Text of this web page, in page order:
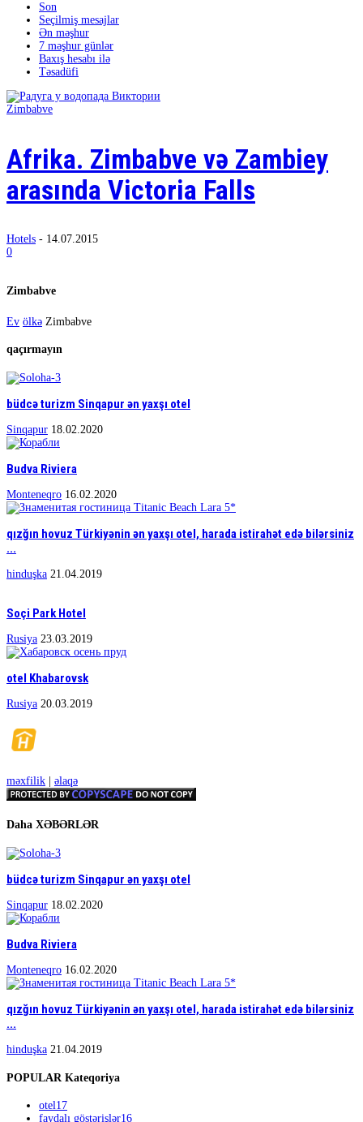
Son
Seçilmiş mesajlar
Ən məşhur
7 məşhur günlər
Baxış hesabı ilə
Təsadüfi
Zimbabve
Afrika. Zimbabve və Zambiey
arasında Victoria Falls
Hotels - 14.07.2015
0
Zimbabve
Ev ölkə Zimbabve
qaçırmayın
büdcə turizm Sinqapur ən yaxşı otel
Sinqapur 18.02.2020
Budva Riviera
Monteneqro 16.02.2020
qızğın hovuz Türkiyənin ən yaxşı otel, harada istirahət edə bilərsiniz
...
hinduşka 21.04.2019
Soçi Park Hotel
Rusiya 23.03.2019
otel Khabarovsk
Rusiya 20.03.2019
məxfilik | əlaqə
Daha XƏBƏRLƏR
büdcə turizm Sinqapur ən yaxşı otel
Sinqapur 18.02.2020
Budva Riviera
Monteneqro 16.02.2020
qızğın hovuz Türkiyənin ən yaxşı otel, harada istirahət edə bilərsiniz
...
hinduşka 21.04.2019
POPULAR Kateqoriya
otel17
faydalı göstərişlər16